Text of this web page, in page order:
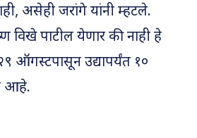
असेही जरांगे यांनी म्हटले.
विखे पाटील येणार की नाही हे
ऑगस्टपासून उद्यापर्यंत १०
आहे.